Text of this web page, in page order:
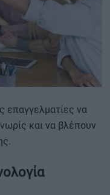
επαγγελματίες να
και να βλέπουν